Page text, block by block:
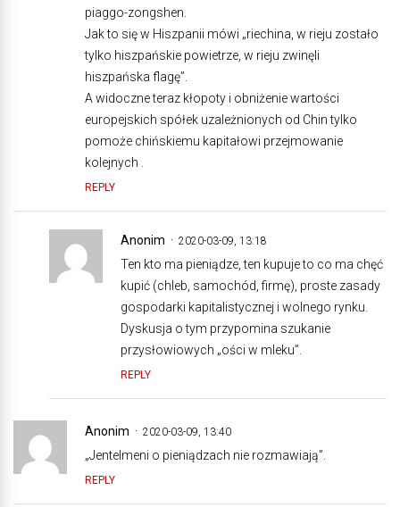
piaggo-zongshen.
Jak to się w Hiszpanii mówi „riechina, w rieju zostało
tylko hiszpańskie powietrze, w rieju zwinęli
hiszpańska flagę”.
A widoczne teraz kłopoty i obniżenie wartości
europejskich spółek uzależnionych od Chin tylko
pomoże chińskiemu kapitałowi przejmowanie
kolejnych .
REPLY
Anonim 2020-03-09, 13:18
Ten kto ma pieniądze, ten kupuje to co ma chęć
kupić (chleb, samochód, firmę), proste zasady
gospodarki kapitalistycznej i wolnego rynku.
Dyskusja o tym przypomina szukanie
przysłowiowych „ości w mleku”.
REPLY
Anonim 2020-03-09, 13:40
„Jentelmeni o pieniądzach nie rozmawiają”.
REPLY